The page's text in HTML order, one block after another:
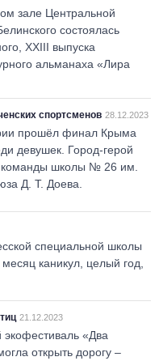
зале Центральной
состоялась
ХХIII выпуска
альманаха «Лира
спортсменов 28.12.2023
прошёл финал Крыма
девушек. Город-герой
команды школы № 26 им.
Д. Т. Доева.
специальной школы
каникул, целый год,
21.12.2023
«Два
открыть дорогу –